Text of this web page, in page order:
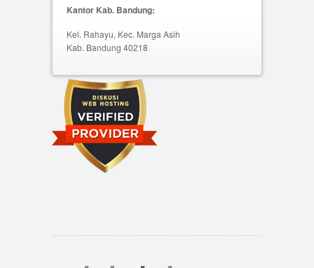
Kantor Kab. Bandung:
Kel. Rahayu, Kec. Marga Asih
Kab. Bandung 40218